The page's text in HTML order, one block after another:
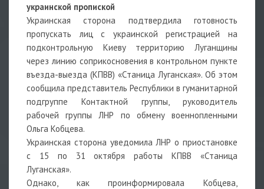
украинской пропиской
Украинская сторона подтвердила готовность
пропускать лиц с украинской регистрацией на
подконтрольную Киеву территорию Луганщины
через линию соприкосновения в контрольном пункте
въезда-выезда (КПВВ) «Станица Луганская». Об этом
сообщила представитель Республики в гуманитарной
подгруппе Контактной группы, руководитель
рабочей группы ЛНР по обмену военнопленными
Ольга Кобцева.
Украинская сторона уведомила ЛНР о приостановке
с 15 по 31 октября работы КПВВ «Станица
Луганская».
Однако, как проинформировала Кобцева,